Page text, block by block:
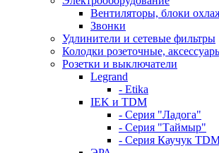
Вентиляторы, блоки
Звонки
Удлинители и сетевые фильтры
Колодки розеточные,
Розетки и выключатели
Legrand
- Etika
IEK и TDM
- Серия "Ладога"
- Серия "Таймыр"
- Серия Каучук